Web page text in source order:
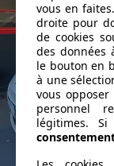
vous en
droite pour
de cookies
des données
le bouton en
à une
vous
personnel
légitimes.